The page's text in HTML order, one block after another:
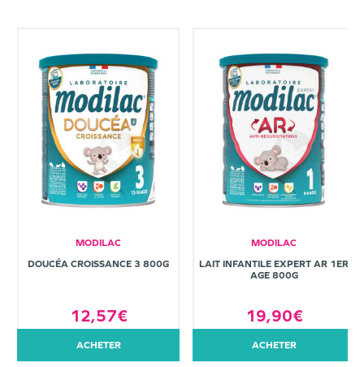
MODILAC
DOUCÉA CROISSANCE 3 800G
12,57€
ACHETER
MODILAC
LAIT INFANTILE EXPERT AR 1ER
AGE 800G
19,90€
ACHETER